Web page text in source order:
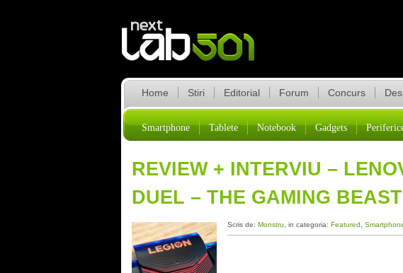
Home Stiri Editorial Forum Concurs
Smartphone Tablete Notebook Gadgets
REVIEW + INTERVIU –
DUEL – THE GAMING BEAST
Scris de: Monstru , in categoria: Featured